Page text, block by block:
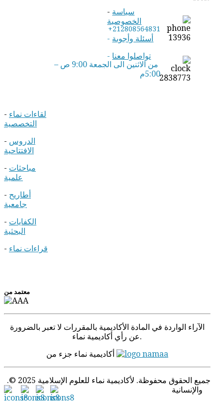
+212808564831
من الاثنين الى الجمعة 9:00 ص –
5:00م
- سياسة
الخصوصية
- أسئلة وأجوبة
- تواصلوا معنا
- لقاءات نماء
التخصصية
- الدروس
الافتتاحية
- مباحثات
علمية
- أطاريح
جامعية
- الكفايات
البحثية
- قراءات نماء
معتمد من
الآراء الواردة في المادة الأكادیمیة بالمقررات لا تعبر بالضرورة
عن رأي أكاديمية نماء.
.© 2025 جميع الحقوق محفوظة. لأكاديمية نماء للعلوم الإسلامية